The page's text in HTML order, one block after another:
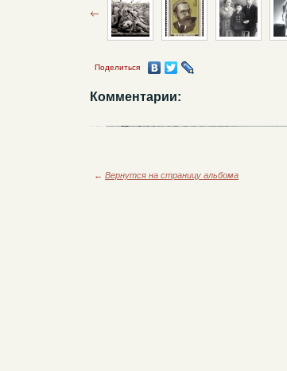
Поделиться
Комментарии:
← Вернутся на страницу альбома